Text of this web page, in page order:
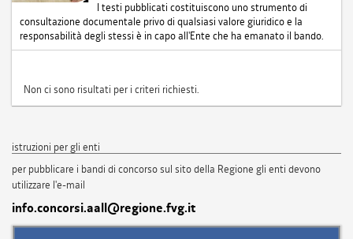
I testi pubblicati costituiscono uno strumento di
consultazione documentale privo di qualsiasi valore giuridico e la
responsabilità degli stessi è in capo all'Ente che ha emanato il bando.
Non ci sono risultati per i criteri richiesti.
istruzioni per gli enti
per pubblicare i bandi di concorso sul sito della Regione gli enti devono
utilizzare l'e-mail
info.concorsi.aall@regione.fvg.it